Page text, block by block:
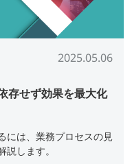
2025.05.06
存せず効果を最大化
には、業務プロセスの見
します。